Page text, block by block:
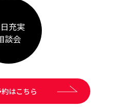
充実
談会
はこちら